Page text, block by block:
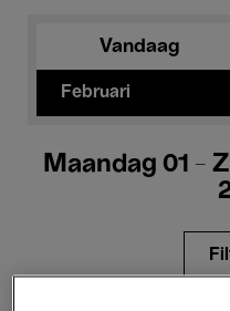
Vandaag
Februari
Maandag 01 -